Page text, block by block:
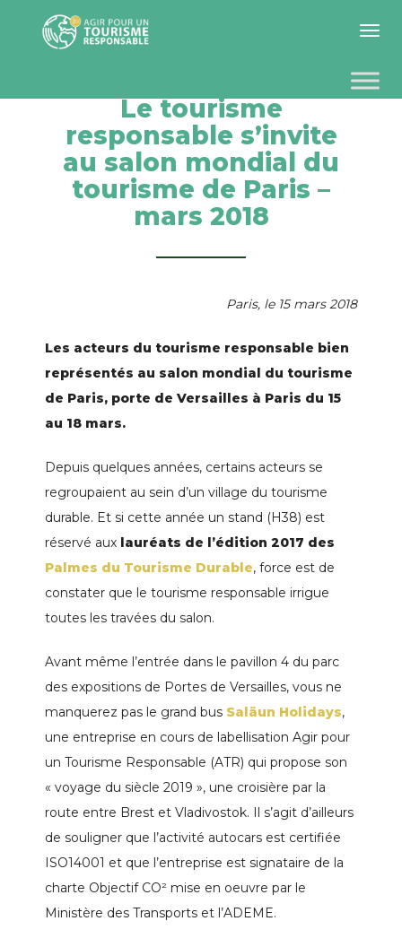
Toggle
Le tourisme
responsable s’invite
au salon mondial du
tourisme de Paris –
mars 2018
Paris, le 15 mars 2018
Les acteurs du tourisme responsable bien
représentés au salon mondial du tourisme
de Paris, porte de Versailles à Paris du 15
au 18 mars.
Depuis quelques années, certains acteurs se
regroupaient au sein d’un village du tourisme
durable. Et si cette année un stand (H38) est
réservé aux lauréats de l’édition 2017 des
Palmes du Tourisme Durable, force est de
constater que le tourisme responsable irrigue
toutes les travées du salon.
Avant même l’entrée dans le pavillon 4 du parc
des expositions de Portes de Versailles, vous ne
manquerez pas le grand bus Saläun Holidays,
une entreprise en cours de labellisation Agir pour
un Tourisme Responsable (ATR) qui propose son
« voyage du siècle 2019 », une croisière par la
route entre Brest et Vladivostok. Il s’agit d’ailleurs
de souligner que l’activité autocars est certifiée
ISO14001 et que l’entreprise est signataire de la
charte Objectif CO² mise en oeuvre par le
Ministère des Transports et l’ADEME.